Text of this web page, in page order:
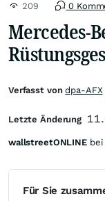
209 0
Mercedes-
Für Sie
Verfasst vondpa-AFX
Letzte Änderung
wallstreetONLINE bei